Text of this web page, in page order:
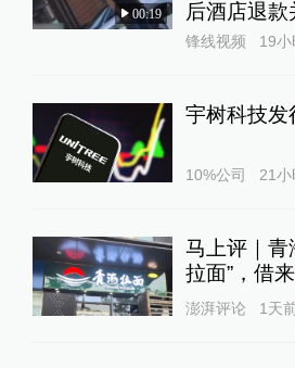
00:19
后酒店退
锋线视频 19
宇树科技发
10%公司 21小
马上评｜青
拉面”，借
澎湃评论 1天